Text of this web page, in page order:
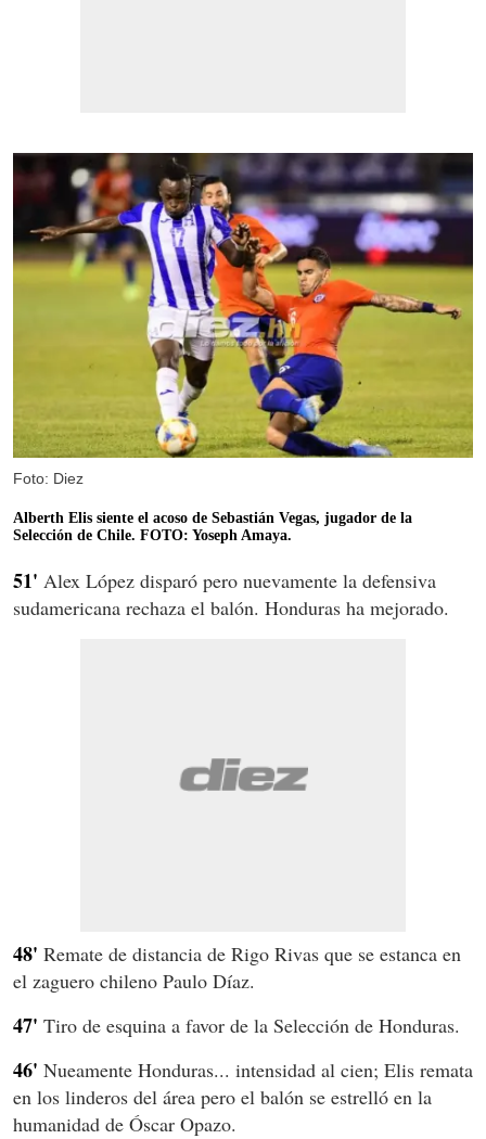
Foto: Diez
Alberth Elis siente el acoso de Sebastián Vegas, jugador de la
Selección de Chile. FOTO: Yoseph Amaya.
51' Alex López disparó pero nuevamente la defensiva
sudamericana rechaza el balón. Honduras ha mejorado.
48' Remate de distancia de Rigo Rivas que se estanca en
el zaguero chileno Paulo Díaz.
47' Tiro de esquina a favor de la Selección de Honduras.
46' Nueamente Honduras... intensidad al cien; Elis remata
en los linderos del área pero el balón se estrelló en la
humanidad de Óscar Opazo.